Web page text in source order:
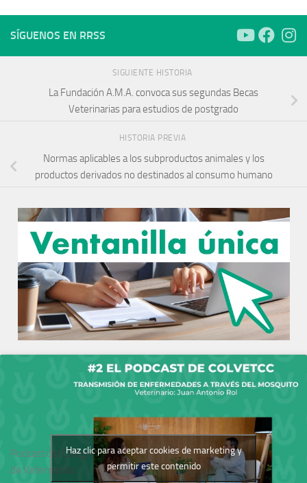
SÍGUENOS EN RRSS
SIGUIENTE HISTORIA
La Fundación A.M.A. convoca sus segundas Becas
Veterinarias para estudios de postgrado
HISTORIA PREVIA
Normas aplicables a los subproductos animales y los
productos derivados no destinados al consumo humano
Podcast del Colegio
de Veterinarios
Haz clic para aceptar cookies de marketing y
permitir este contenido